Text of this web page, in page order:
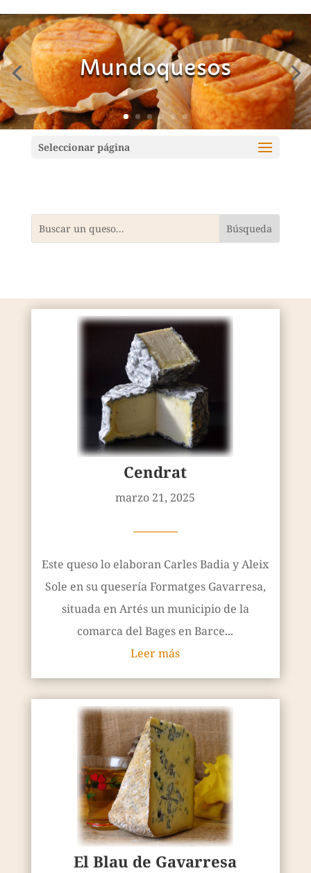
Mundoquesos
Seleccionar página
Cendrat
marzo 21, 2025
————
Este queso lo elaboran Carles Badia y Aleix
Sole en su quesería Formatges Gavarresa,
situada en Artés un municipio de la
comarca del Bages en Barce...
Leer más
El Blau de Gavarresa